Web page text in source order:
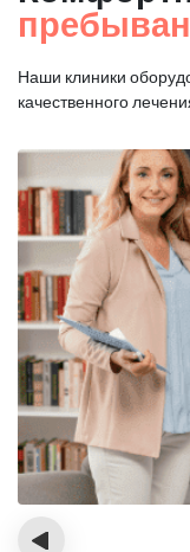
Наши клиники
качественного
‹